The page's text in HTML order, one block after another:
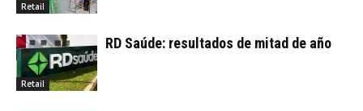
Retail
Retail
RD Saúde: resultados de mitad de año